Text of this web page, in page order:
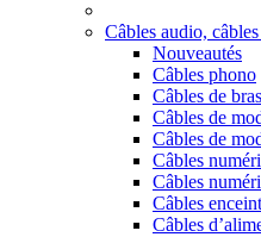
Câbles audio,
Nouveautés
Câbles phono
Câbles de
Câbles de
Câbles de
Câbles
Câbles
Câbles
Câbles